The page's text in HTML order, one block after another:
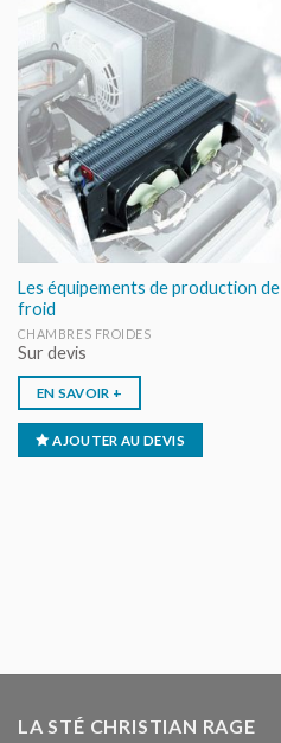
AU DEVIS
Les équipements de production de
froid
CHAMBRES FROIDES
Sur devis
EN SAVOIR +
AJOUTER AU DEVIS
LA STÉ CHRISTIAN RAGE